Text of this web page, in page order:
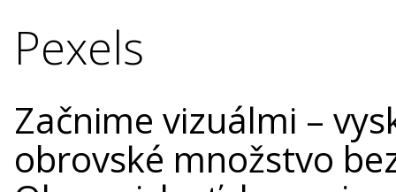
Pexels
Začnime vizuálmi –
obrovské množstvo